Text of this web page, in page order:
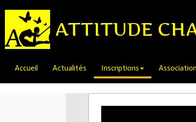
ATTITUDE
Accueil Actualités Inscriptions Association